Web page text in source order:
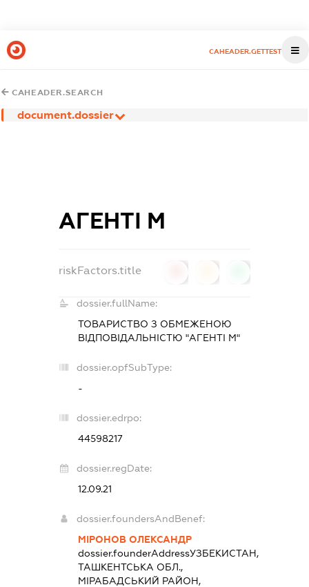
CAHEADER.GETTEST
CAHEADER.SEARCH
document.dossier
АГЕНТІ М
riskFactors.title
dossier.fullName:
ТОВАРИСТВО З ОБМЕЖЕНОЮ
ВІДПОВІДАЛЬНІСТЮ "АГЕНТІ М"
dossier.opfSubType:
-
dossier.edrpo:
44598217
dossier.regDate:
12.09.21
dossier.foundersAndBenef:
МІРОНОВ ОЛЕКСАНДР
dossier.founderAddressУЗБЕКИСТАН,
ТАШКЕНТСЬКА ОБЛ.,
МІРАБАДСЬКИЙ РАЙОН,